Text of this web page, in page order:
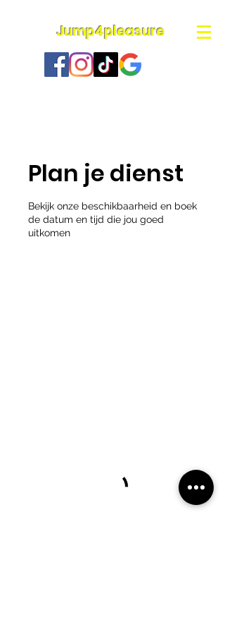
Jump4pleasure
Plan je dienst
Bekijk onze beschikbaarheid en boek
de datum en tijd die jou goed
uitkomen